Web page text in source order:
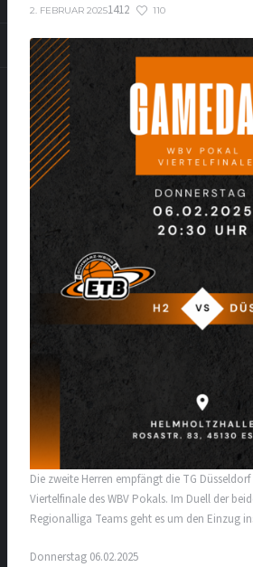
2. FEBRUAR 20251412 110
Die zweite Herren empfängt die TG
Viertelfinale des WBV Pokals. Im Duell der
Regionalliga Teams geht es um den Einzug
Donnerstag 06.02.2025